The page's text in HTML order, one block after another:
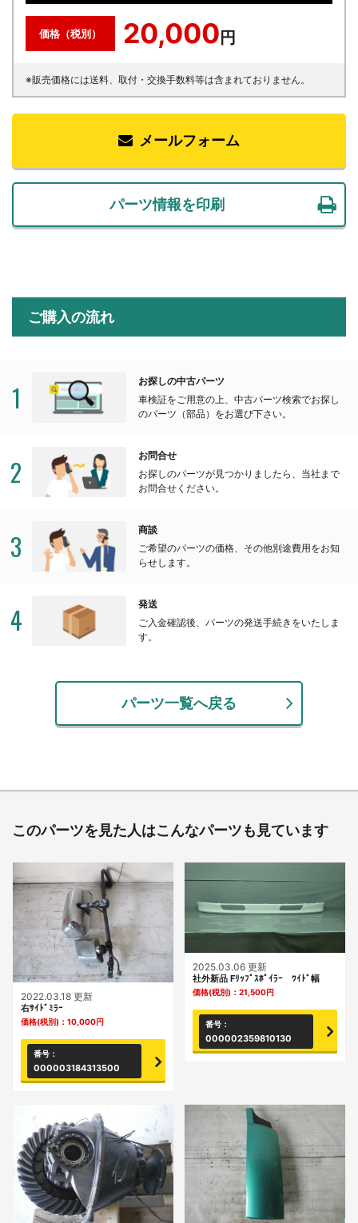
価格（税別） 20,000 円
※販売価格には送料、取付・交換手数料等は含まれておりません。
メールフォーム
パーツ情報を印刷
ご購入の流れ
1
お探しの中古パーツ
車検証をご用意の上、中古パーツ検索でお探し
のパーツ（部品）をお選び下さい。
2
お問合せ
お探しのパーツが見つかりましたら、当社まで
お問合せください。
3
商談
ご希望のパーツの価格、その他別途費用をお知
らせします。
4
発送
ご入金確認後、パーツの発送手続きをいたしま
す。
パーツ一覧へ戻る
このパーツを見た人はこんなパーツも見ています
2022.03.18 更新
右ｻｲﾄﾞﾐﾗｰ
価格(税別)： 10,000円
番号：
000003184313500
2025.03.06 更新
社外新品 Fﾘｯﾌﾟｽﾎﾟｲﾗｰ ﾜｲﾄﾞ幅
価格(税別)：21,500円
番号：
000002359810130